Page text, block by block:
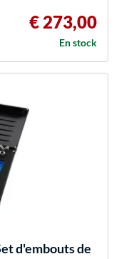
€ 273,00
En stock
d'embouts de